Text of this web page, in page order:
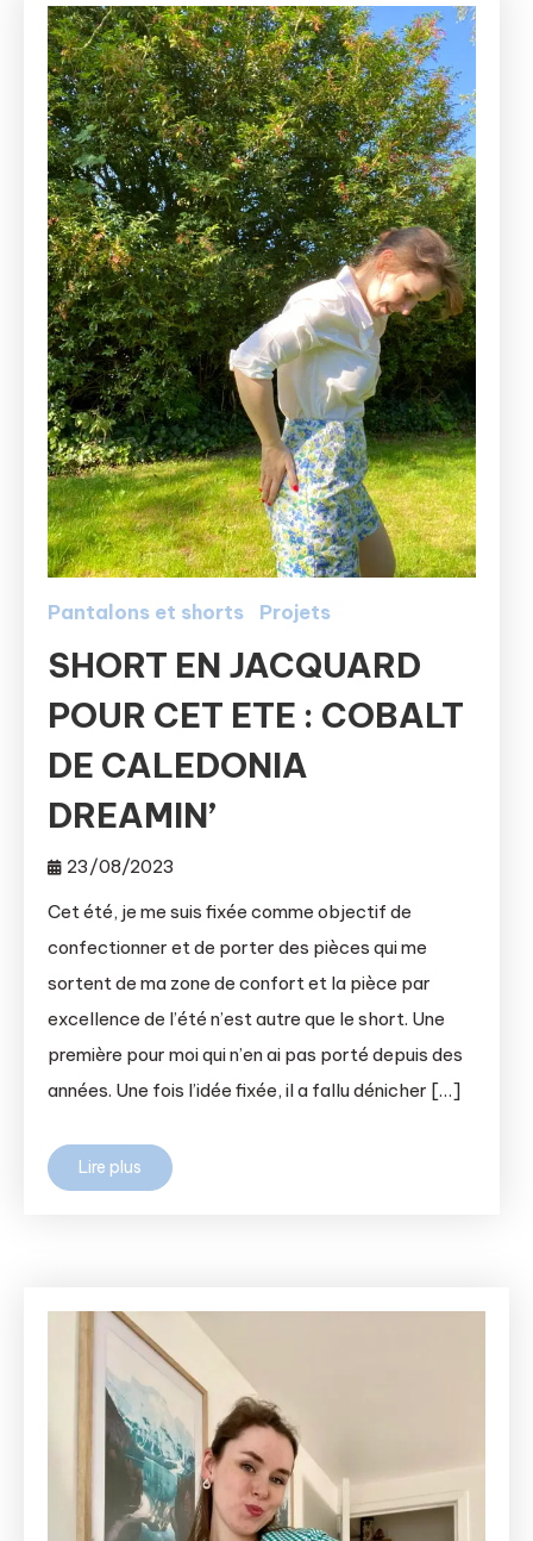
Pantalons et shorts Projets
SHORT EN JACQUARD
POUR CET ETE : COBALT
DE CALEDONIA
DREAMIN’
23/08/2023
Cet été, je me suis fixée comme objectif de
confectionner et de porter des pièces qui me
sortent de ma zone de confort et la pièce par
excellence de l’été n’est autre que le short. Une
première pour moi qui n’en ai pas porté depuis des
années. Une fois l’idée fixée, il a fallu dénicher […]
Lire plus